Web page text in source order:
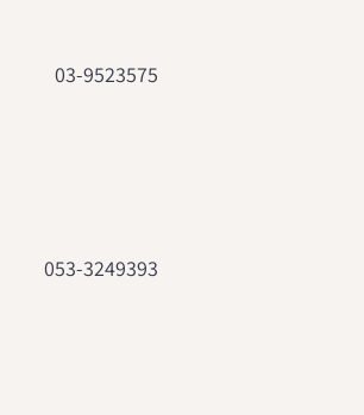
03-9523575
053-3249393